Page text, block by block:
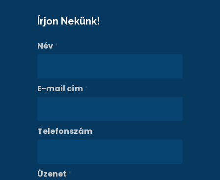
Írjon Nekünk!
Név *
E-mail cím *
Telefonszám
Üzenet *